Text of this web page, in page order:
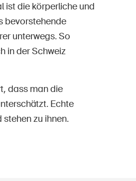
ist die körperliche und
bevorstehende
unterwegs. So
in der Schweiz
dass man die
Echte
zu ihnen.